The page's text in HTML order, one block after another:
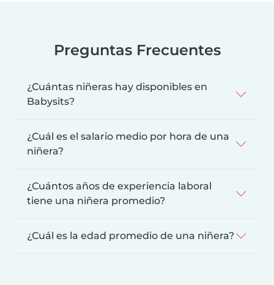
Preguntas Frecuentes
¿Cuántas niñeras hay disponibles en
Babysits?
¿Cuál es el salario medio por hora de una
niñera?
¿Cuántos años de experiencia laboral
tiene una niñera promedio?
¿Cuál es la edad promedio de una niñera?